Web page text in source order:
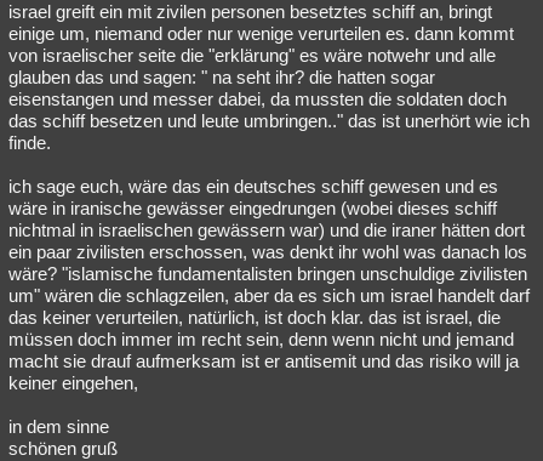
israel greift ein mit zivilen personen besetztes schiff an, bringt
einige um, niemand oder nur wenige verurteilen es. dann kommt
von israelischer seite die "erklärung" es wäre notwehr und alle
glauben das und sagen: " na seht ihr? die hatten sogar
eisenstangen und messer dabei, da mussten die soldaten doch
das schiff besetzen und leute umbringen.." das ist unerhört wie ich
finde.
ich sage euch, wäre das ein deutsches schiff gewesen und es
wäre in iranische gewässer eingedrungen (wobei dieses schiff
nichtmal in israelischen gewässern war) und die iraner hätten dort
ein paar zivilisten erschossen, was denkt ihr wohl was danach los
wäre? "islamische fundamentalisten bringen unschuldige zivilisten
um" wären die schlagzeilen, aber da es sich um israel handelt darf
das keiner verurteilen, natürlich, ist doch klar. das ist israel, die
müssen doch immer im recht sein, denn wenn nicht und jemand
macht sie drauf aufmerksam ist er antisemit und das risiko will ja
keiner eingehen,
in dem sinne
schönen gruß